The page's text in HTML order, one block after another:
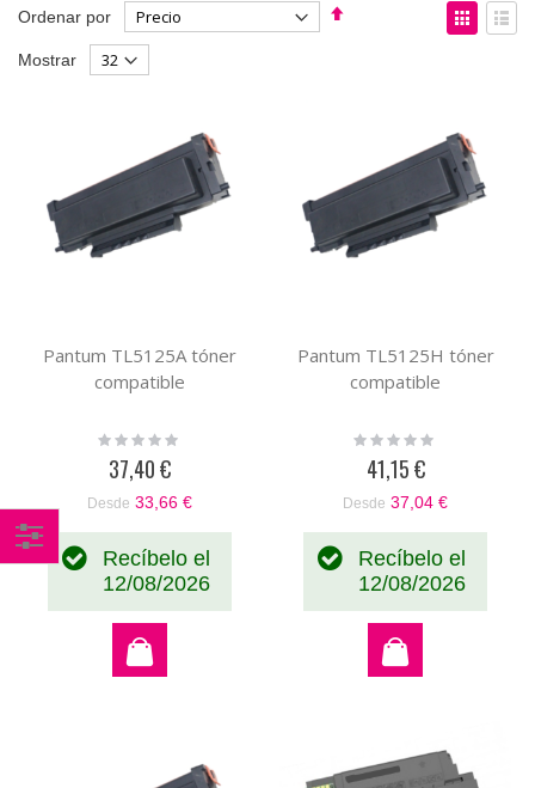
Ordenar por
Fijar
Ver
como
Mostrar
Pantum TL5125A tóner
compatible
Rating:
37,40 €
Desde 33,66 €
Recíbelo el
12/08/2026
Pantum TL5125H tóner
compatible
Rating:
41,15 €
Desde 37,04 €
Recíbelo el
12/08/2026
Comprar